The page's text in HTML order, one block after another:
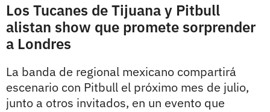
Los Tucanes de Tijuana y Pitbull
alistan show que promete sorprender
a Londres
La banda de regional mexicano compartirá
escenario con Pitbull el próximo mes de julio,
junto a otros invitados, en un evento que